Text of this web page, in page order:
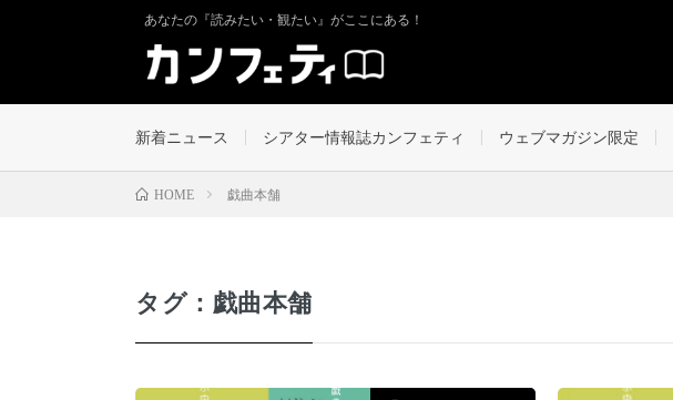
あなたの『読みたい・観たい』がここにある！
新着ニュース シアター情報誌カンフェティ ウェブマガジン限定
HOME 戯曲本舗
タグ：戯曲本舗